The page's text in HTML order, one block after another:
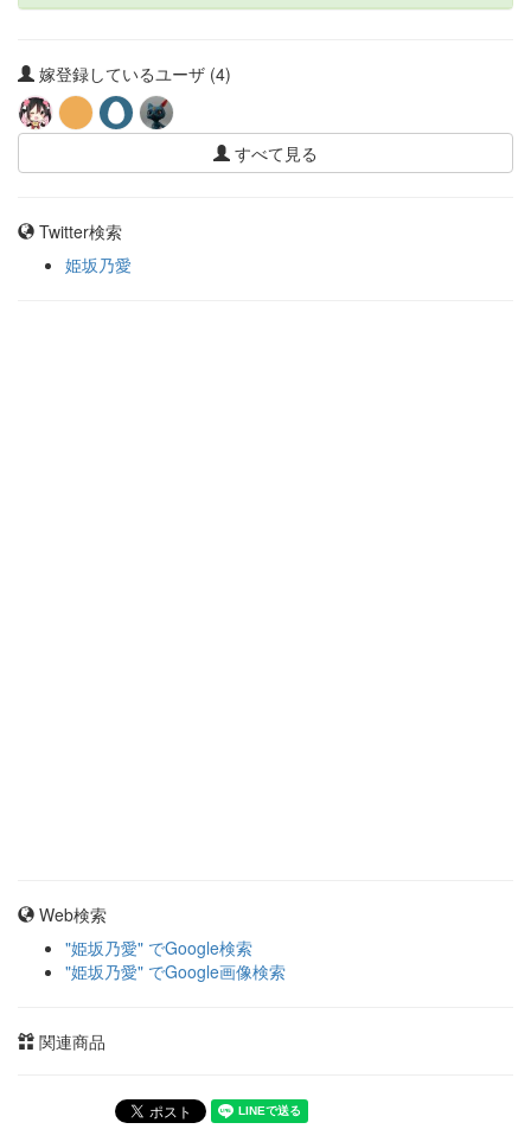
嫁登録しているユーザ (4)
すべて見る
Twitter検索
姫坂乃愛
Web検索
"姫坂乃愛" でGoogle検索
"姫坂乃愛" でGoogle画像検索
関連商品